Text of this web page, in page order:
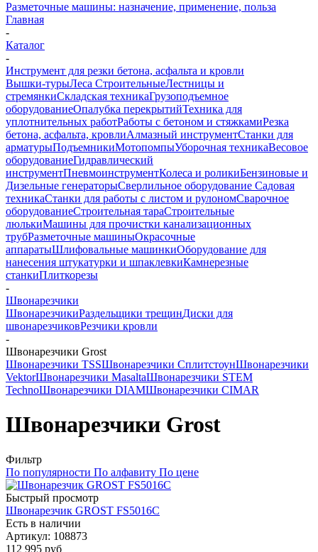
Разметочные машины: назначение, применение, польза
Главная
-
Каталог
-
Инструмент для резки бетона, асфальта и кровли
Вышки-турыЛеса СтроительныеЛестницы и
стремянкиСкладская техникаГрузоподъемное
оборудованиеОпалубка перекрытийТехника для
уплотнительных работРаботы с бетоном и стяжкамиРезка
бетона, асфальта, кровлиАлмазный инструментСтанки для
арматурыПодъемникиМотопомпыУборочная техникаВесовое
оборудованиеГидравлический
инструментПневмоинструментКолеса и роликиБензиновые и
Дизельные генераторыСверлильное оборудование Садовая
техникаСтанки для работы с листом и рулономСварочное
оборудованиеСтроительная тараСтроительные
люлькиМашины для прочистки канализационных
трубРазметочные машиныОкрасочные
аппаратыШлифовальные машинкиОборудование для
нанесения штукатурки и шпаклевкиКамнерезные
станкиПлиткорезы
-
Швонарезчики
ШвонарезчикиРаздельщики трещинДиски для
швонарезчиковРезчики кровли
-
Швонарезчики Grost
Швонарезчики TSSШвонарезчики СплитстоунШвонарезчики
VektorШвонарезчики MasaltaШвонарезчики STEM
TechnoШвонарезчики DIAMШвонарезчики CIMAR
Швонарезчики Grost
Фильтр
По популярности По алфавиту По цене
Быстрый просмотр
Швонарезчик GROST FS5016C
Есть в наличии
Артикул: 108873
112 995 руб